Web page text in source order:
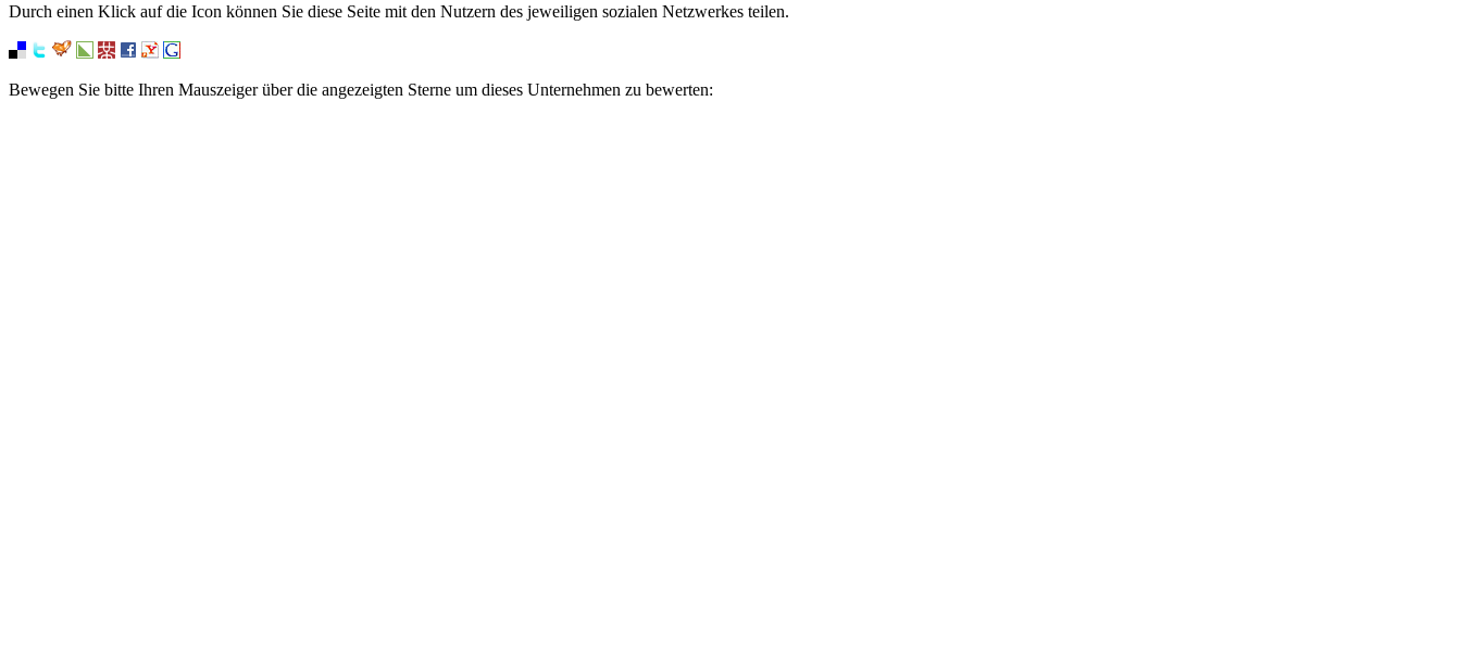
Durch einen Klick auf die Icon können Sie diese Seite mit den Nutzern des jeweiligen sozialen Netzwerkes teilen.
Bewegen Sie bitte Ihren Mauszeiger über die angezeigten Sterne um dieses Unternehmen zu bewerten: